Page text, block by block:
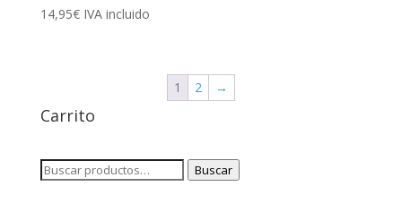
14,95€ IVA incluido
1 2 →
Carrito
Buscar
Buscar